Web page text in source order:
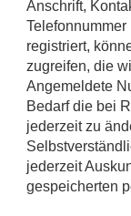
Anschrift,
registriert,
zugreifen, die
Angemeldete
Bedarf die bei
jederzeit zu
jederzeit
gespeicherten